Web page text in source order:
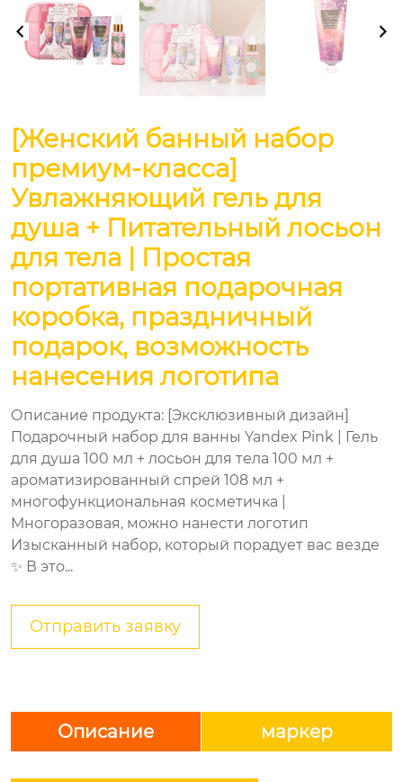
[Женский банный набор
премиум-класса]
Увлажняющий гель для
душа + Питательный лосьон
для тела | Простая
портативная подарочная
коробка, праздничный
подарок, возможность
нанесения логотипа
Описание продукта: [Эксклюзивный дизайн]
Подарочный набор для ванны Yandex Pink | Гель
для душа 100 мл + лосьон для тела 100 мл +
ароматизированный спрей 108 мл +
многофункциональная косметичка |
Многоразовая, можно нанести логотип
Изысканный набор, который порадует вас везде
✨ В это...
Отправить заявку
Описание маркер